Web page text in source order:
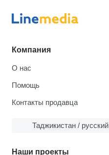
Компания
О нас
Помощь
Контакты продавца
Таджикистан / русский
Наши проекты